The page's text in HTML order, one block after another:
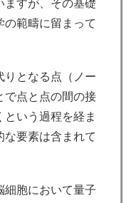
ますが、その基礎
の範疇に留まって
りとなる点（ノー
で点と点の間の接
いう過程を経ま
な要素は含まれて
細胞において量子